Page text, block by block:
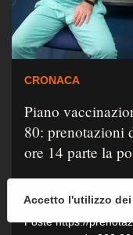
CRONACA
Piano
80: prenotazioni
ore 14 parte la
Gli over 80 si
Covid-19 attraverso il
Poste https://
Accetto l'utilizzo